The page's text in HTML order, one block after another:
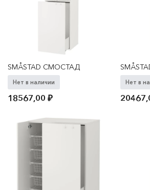
SMÅSTAD СМОСТАД
Нет в наличии
18567,00₽
Нет в